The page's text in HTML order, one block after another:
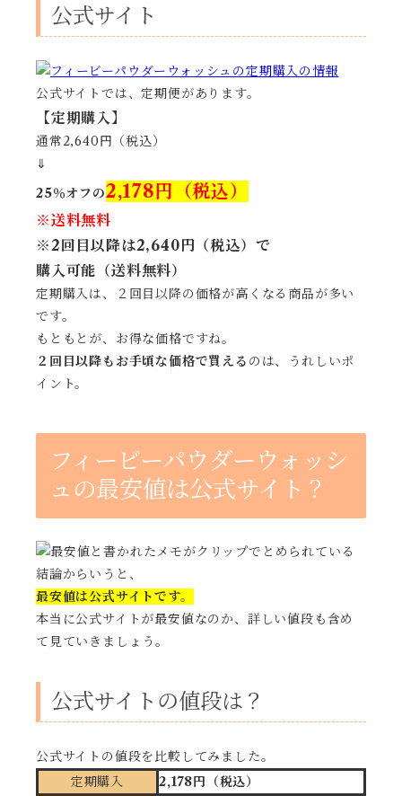
公式サイト
公式サイトでは、定期便があります。
【定期購入】
通常2,640円（税込）
⇓
25％オフの2,178円（税込）
※送料無料
※2回目以降は2,640円（税込）で
購入可能（送料無料）
定期購入は、２回目以降の価格が高くなる商品が多い
です。
もともとが、お得な価格ですね。
２回目以降もお手頃な価格で買える のは、うれしいポ
イント。
フィービーパウダーウォッシ
ュの最安値は公式サイト？
結論からいうと、
最安値は公式サイトです。
本当に公式サイトが最安値なのか、詳しい値段も含め
て見ていきましょう。
公式サイトの値段は？
公式サイトの値段を比較してみました。
定期購入
2,178円（税込）